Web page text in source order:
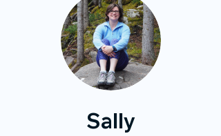
Sally